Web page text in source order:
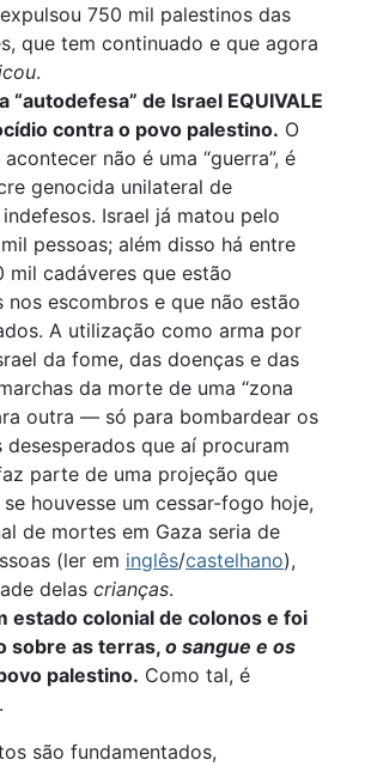
750 mil palestinos das
que tem continuado e que agora
.
“autodefesa” de Israel EQUIVALE
contra o povo palestino. O
não é uma “guerra”, é
genocida unilateral de
Israel já matou pelo
pessoas; além disso há entre
mil cadáveres que estão
nos escombros e que não estão
A utilização como arma por
da fome, das doenças e das
da morte de uma “zona
outra — só para bombardear os
desesperados que aí procuram
parte de uma projeção que
houvesse um cessar-fogo hoje,
de mortes em Gaza seria de
(ler em inglês/castelhano),
delas crianças.
estado colonial de colonos e foi
sobre as terras,o sangue e os
palestino. Como tal, é
são fundamentados,